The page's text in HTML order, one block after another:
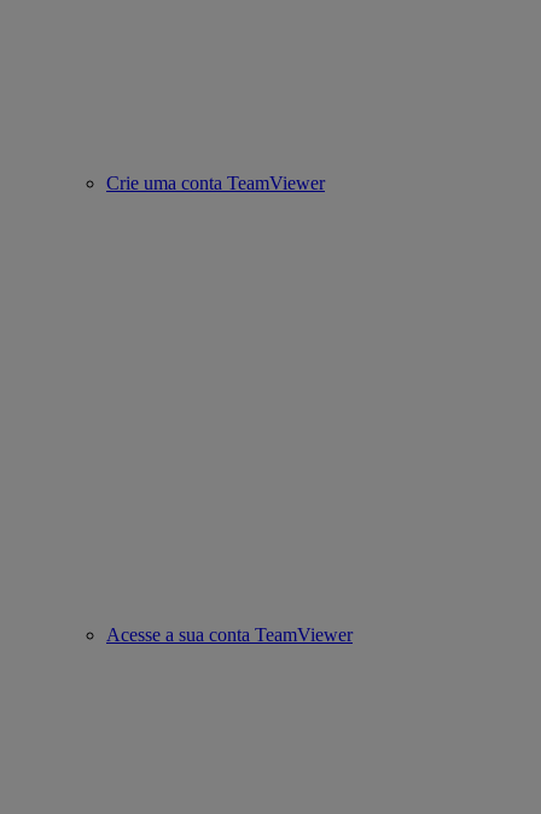
Crie uma conta TeamViewer
Acesse a sua conta TeamViewer